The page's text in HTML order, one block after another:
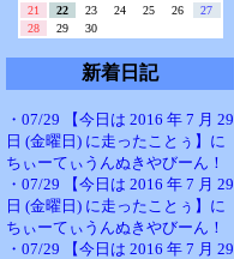
21
22 23 24 25 26
27
28
29 30
新着日記
・07/29 【今日は 2016 年 7 月 29
日 (金曜日) に走ったことぅ】に
ちぃーてぃうんぬきやびーん！
・07/29 【今日は 2016 年 7 月 29
日 (金曜日) に走ったことぅ】に
ちぃーてぃうんぬきやびーん！
・07/29 【今日は 2016 年 7 月 29